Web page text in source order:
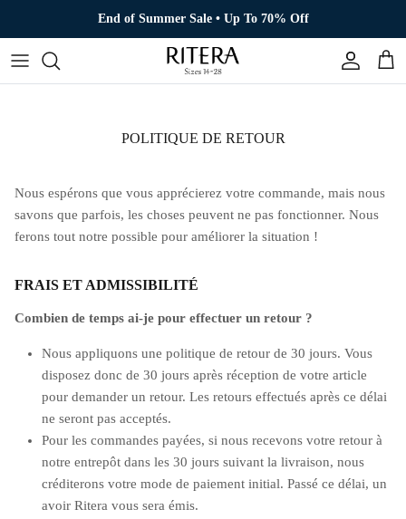
End of Summer Sale • Up To 70% Off
Compte
POLITIQUE DE RETOUR
Nous espérons que vous apprécierez votre commande, mais nous
savons que parfois, les choses peuvent ne pas fonctionner. Nous
ferons tout notre possible pour améliorer la situation !
FRAIS ET ADMISSIBILITÉ
Combien de temps ai-je pour effectuer un retour ?
Nous appliquons une politique de retour de 30 jours. Vous
disposez donc de 30 jours après réception de votre article
pour demander un retour. Les retours effectués après ce délai
ne seront pas acceptés.
Pour les commandes payées, si nous recevons votre retour à
notre entrepôt dans les 30 jours suivant la livraison, nous
créditerons votre mode de paiement initial. Passé ce délai, un
avoir Ritera vous sera émis.